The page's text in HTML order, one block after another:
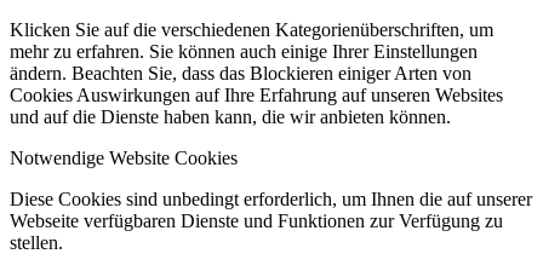
Klicken Sie auf die verschiedenen Kategorienüberschriften, um
mehr zu erfahren. Sie können auch einige Ihrer Einstellungen
ändern. Beachten Sie, dass das Blockieren einiger Arten von
Cookies Auswirkungen auf Ihre Erfahrung auf unseren Websites
und auf die Dienste haben kann, die wir anbieten können.
Notwendige Website Cookies
Diese Cookies sind unbedingt erforderlich, um Ihnen die auf unserer
Webseite verfügbaren Dienste und Funktionen zur Verfügung zu
stellen.